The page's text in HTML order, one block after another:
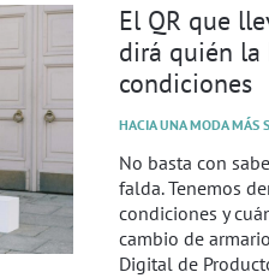
El QR que
dirá quién la
condiciones
HACIA UNA MODA MÁS
No basta con
falda. Tenemos
condiciones y
cambio de
Digital de